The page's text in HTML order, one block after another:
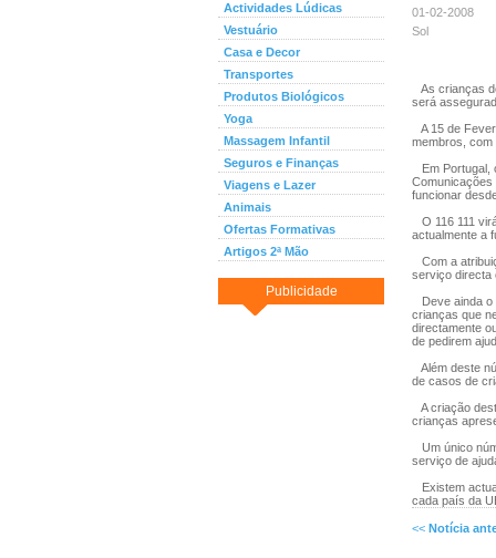
Actividades Lúdicas
Vestuário
Casa e Decor
Transportes
Produtos Biológicos
Yoga
Massagem Infantil
Seguros e Finanças
Viagens e Lazer
Animais
Ofertas Formativas
Artigos 2ª Mão
Publicidade
01-02-2008
Sol
As crianças
será
A 15 de
membros, com
Em Portugal,
Comunicações
funcionar
O 116 111
actualmente a
Com a
serviço directa
Deve ainda o
crianças que
directamente
de pedirem
Além deste
de casos de
A criação
crianças
Um único
serviço de
Existem
cada país da
<< Notícia